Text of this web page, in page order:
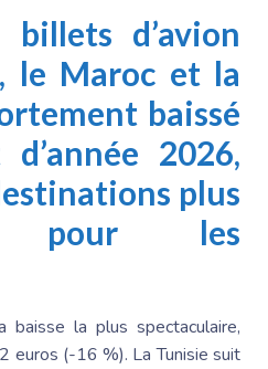
d’avion
le Maroc et la
baissé
2026,
plus
pour les
baisse la plus spectaculaire,
euros (-16 %). La Tunisie suit